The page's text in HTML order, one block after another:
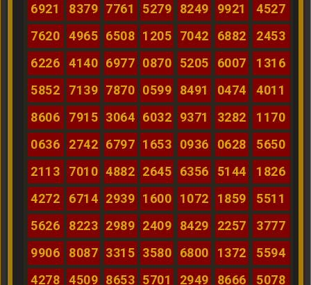
6921
8379 7761 5279 8249 9921
4527
7620
4965 6508 1205 7042 6882
2453
6226
4140 6977 0870 5205 6007
1316
5852
7139 7870 0599 8491 0474
4011
8606
7915 3064 6032 9371 3282
1170
0636
2742 6797 1653 0936 0628
5650
2113
7010 4882 2645 6356 5144
1826
4272
6714 2939 1600 1072 1859
5511
5626
8223 2989 2409 8429 2257
3777
9906
8087 3315 3580 6800 1372
5594
4278
4509 8653 5701 2949 8666
5078